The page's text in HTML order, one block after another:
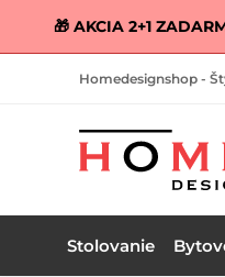
🎁 AKCIA 2+1
Homedesignshop -
Stolovanie